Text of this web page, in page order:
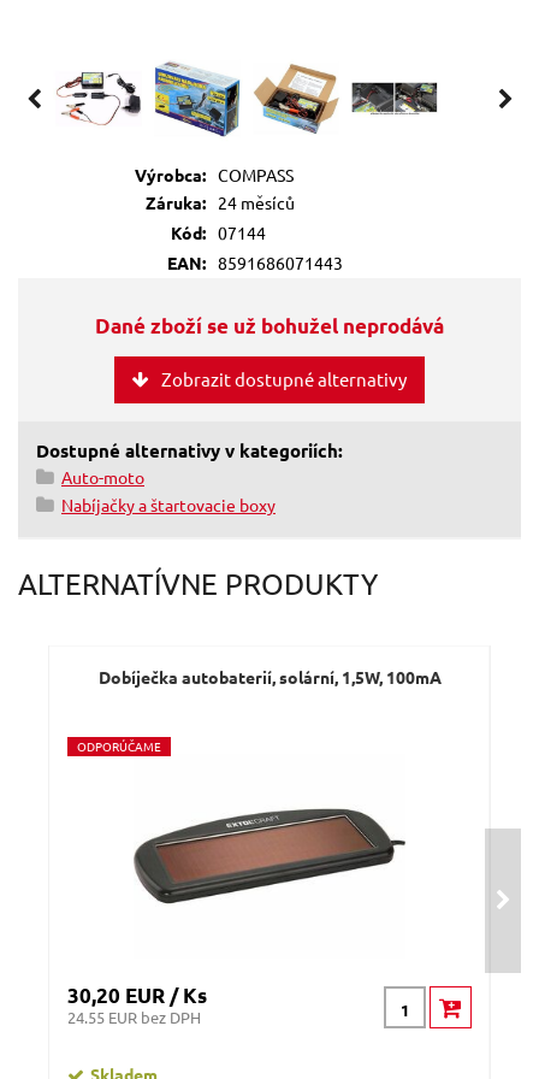
Výrobca: COMPASS
Záruka:
24 měsíců
Kód: 07144
EAN: 8591686071443
Dané zboží se už bohužel neprodává
Zobrazit dostupné alternativy
Dostupné alternativy v kategoriích:
Auto-moto
Nabíjačky a štartovacie boxy
ALTERNATÍVNE PRODUKTY
Dobíječka autobaterií, solární, 1,5W, 100mA
ODPORÚČAME
30,20 EUR / Ks
24.55 EUR bez DPH
Skladem